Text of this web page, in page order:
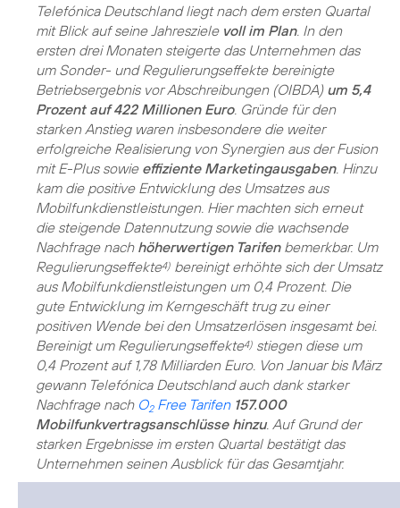
Telefónica Deutschland liegt nach dem ersten Quartal
mit Blick auf seine Jahresziele voll im Plan. In den
ersten drei Monaten steigerte das Unternehmen das
um Sonder- und Regulierungseffekte bereinigte
Betriebsergebnis vor Abschreibungen (OIBDA) um 5,4
Prozent auf 422 Millionen Euro. Gründe für den
starken Anstieg waren insbesondere die weiter
erfolgreiche Realisierung von Synergien aus der Fusion
mit E-Plus sowie effiziente Marketingausgaben. Hinzu
kam die positive Entwicklung des Umsatzes aus
Mobilfunkdienstleistungen. Hier machten sich erneut
die steigende Datennutzung sowie die wachsende
Nachfrage nach höherwertigen Tarifenbemerkbar. Um
Regulierungseffekte4) bereinigt erhöhte sich der Umsatz
aus Mobilfunkdienstleistungen um 0,4 Prozent. Die
gute Entwicklung im Kerngeschäft trug zu einer
positiven Wende bei den Umsatzerlösen insgesamt bei.
Bereinigt um Regulierungseffekte4) stiegen diese um
0,4 Prozent auf 1,78 Milliarden Euro. Von Januar bis März
gewann Telefónica Deutschland auch dank starker
Nachfrage nach O2Free Tarifen 157.000
Mobilfunkvertragsanschlüsse hinzu. Auf Grund der
starken Ergebnisse im ersten Quartal bestätigt das
Unternehmen seinen Ausblick für das Gesamtjahr.